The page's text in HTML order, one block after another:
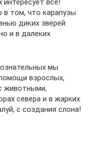
все!
в том, что карапузы
диких зверей
и в далеких
мы
взрослых,
животными,
севера и в жарких
с создания слона!